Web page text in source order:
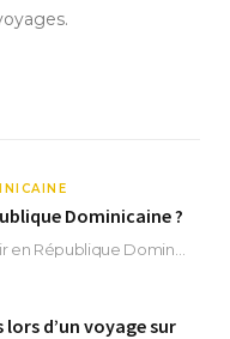
Dominicaine ?
d’un voyage sur